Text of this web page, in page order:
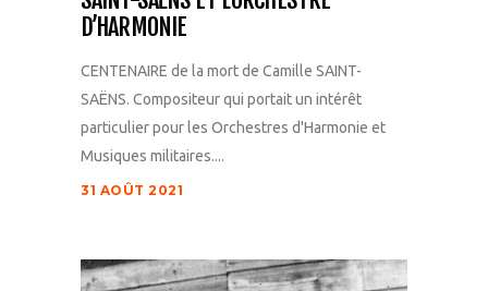
D’HARMONIE
CENTENAIRE de la mort de Camille SAINT-
SAËNS. Compositeur qui portait un intérêt
particulier pour les Orchestres d'Harmonie et
Musiques militaires....
31 AOÛT 2021